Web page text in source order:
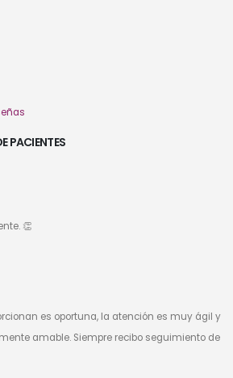
PACIENTES
👏
es oportuna, la atención es muy ágil y
amable. Siempre recibo seguimiento de